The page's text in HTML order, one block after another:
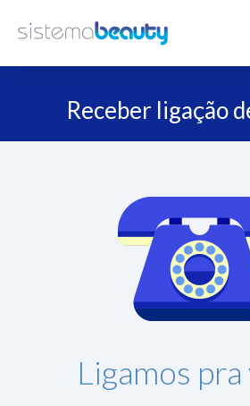
Receber ligação
Ligamos